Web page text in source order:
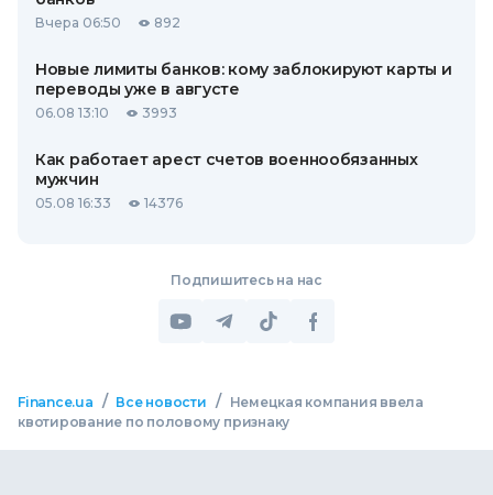
Вчера 06:50 892
Новые лимиты банков: кому заблокируют карты и
переводы уже в августе
06.08 13:10 3993
Как работает арест счетов военнообязанных
мужчин
05.08 16:33 14376
Подпишитесь на нас
Finance.ua / Все новости /
Немецкая компания ввела
квотирование по половому признаку